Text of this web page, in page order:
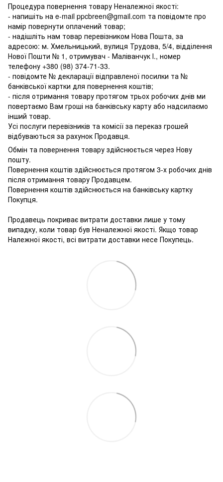
Процедура повернення товару Неналежної якості:
- напишіть на e-mail ppcbreen@gmail.com та повідомте про
намір повернути оплачений товар;
- надішліть нам товар перевізником Нова Пошта, за
адресою: м. Хмельницький, вулиця Трудова, 5/4, відділення
Нової Пошти № 1, отримувач - Маліванчук І., номер
телефону +380 (98) 374-71-33.
- повідомте № декларації відправленої посилки та №
банківської картки для повернення коштів;
- після отримання товару протягом трьох робочих днів ми
повертаємо Вам гроші на банківську карту або надсилаємо
інший товар.
Усі послуги перевізників та комісії за переказ грошей
відбуваються за рахунок Продавця.
Обмін та повернення товару здійснюється через Нову
пошту.
Повернення коштів здійснюється протягом 3-х робочих днів
після отримання товару Продавцем.
Повернення коштів здійснюється на банківську картку
Покупця.
Продавець покриває витрати доставки лише у тому
випадку, коли товар був Неналежної якості. Якщо товар
Належної якості, всі витрати доставки несе Покупець.